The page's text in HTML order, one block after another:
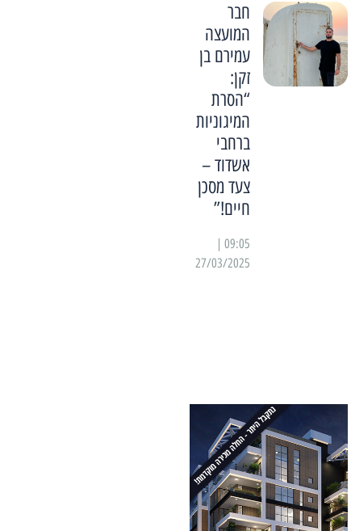
חבר
המועצה
עמירם בן
זקן:
“הסרת
המיגוניות
ברחבי
אשדוד –
צעד מסכן
חיים!”
27/03/2025